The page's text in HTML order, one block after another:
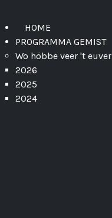
HOME
PROGRAMMA GEMIST
Wo höbbe veer 't euver
2026
2025
2024